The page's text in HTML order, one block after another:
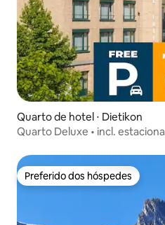
Quarto de hotel ⋅ Dietikon
Quarto Deluxe • incl.
Preferido dos hóspedes
Preferido dos hóspedes